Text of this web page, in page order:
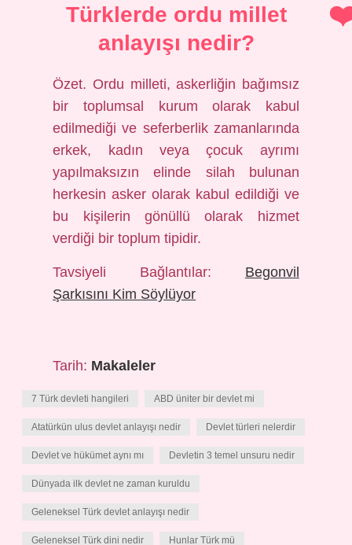
Türklerde ordu millet
anlayışı nedir?
Özet. Ordu milleti, askerliğin bağımsız
bir toplumsal kurum olarak kabul
edilmediği ve seferberlik zamanlarında
erkek, kadın veya çocuk ayrımı
yapılmaksızın elinde silah bulunan
herkesin asker olarak kabul edildiği ve
bu kişilerin gönüllü olarak hizmet
verdiği bir toplum tipidir.
Tavsiyeli Bağlantılar: Begonvil
Şarkısını Kim Söylüyor
Tarih: Makaleler
7 Türk devleti hangileri ABD üniter bir devlet mi
Atatürkün ulus devlet anlayışı nedir Devlet türleri nelerdir
Devlet ve hükümet aynı mı Devletin 3 temel unsuru nedir
Dünyada ilk devlet ne zaman kuruldu
Geleneksel Türk devlet anlayışı nedir
Geleneksel Türk dini nedir Hunlar Türk mü